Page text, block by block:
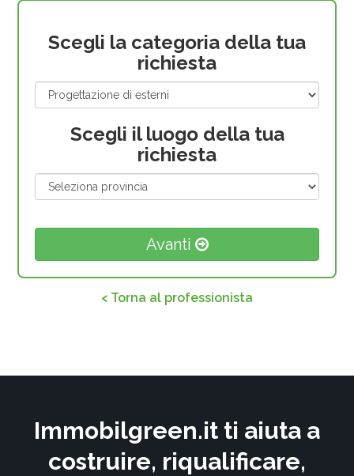
Scegli la categoria della tua
richiesta
Scegli il luogo della tua
richiesta
Avanti
< Torna al professionista
Immobilgreen.it ti aiuta a
costruire, riqualificare,